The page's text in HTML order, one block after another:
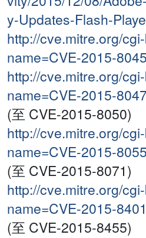
y-Updates-Flash-
http://cve.mitre.org/
name=CVE-2015-8045
http://cve.mitre.org/
name=CVE-2015-8047
(至 CVE-2015-8050)
http://cve.mitre.org/
name=CVE-2015-8055
(至 CVE-2015-8071)
http://cve.mitre.org/
name=CVE-2015-8401
(至 CVE-2015-8455)